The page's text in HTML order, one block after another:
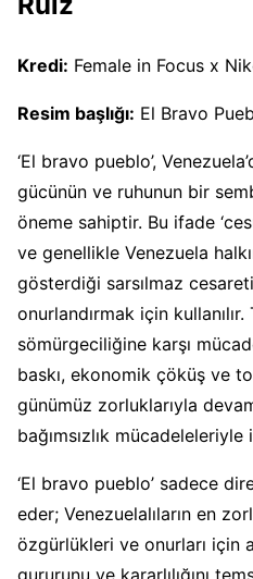
Kredi: Female in Focus x
Resim başlığı: El Bravo
‘El bravo pueblo’,
gücünün ve ruhunun bir
öneme sahiptir. Bu ifade
ve genellikle Venezuela
gösterdiği sarsılmaz
onurlandırmak için
sömürgeciliğine karşı
baskı, ekonomik çöküş ve
günümüz zorluklarıyla
bağımsızlık
‘El bravo pueblo’ sadece
eder; Venezuelalıların en
özgürlükleri ve onurları için
gururunu ve kararlılığını